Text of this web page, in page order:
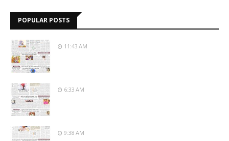
POPULAR POSTS
11:43 AM
6:33 AM
9:38 AM